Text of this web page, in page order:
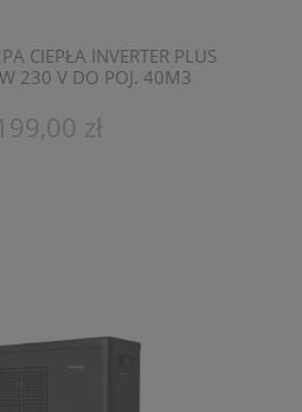
CIEPŁA INVERTER PLUS
230 V DO POJ. 40M3
zł